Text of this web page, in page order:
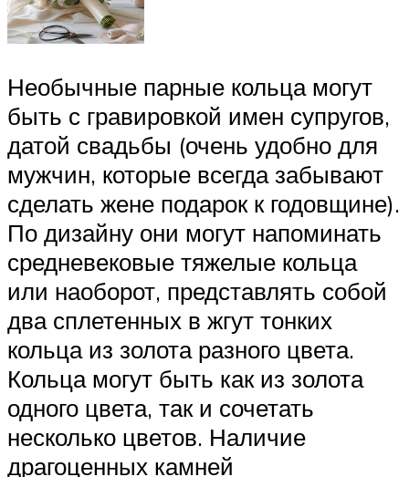
Необычные парные кольца могут
быть с гравировкой имен супругов,
датой свадьбы (очень удобно для
мужчин, которые всегда забывают
сделать жене подарок к годовщине).
По дизайну они могут напоминать
средневековые тяжелые кольца
или наоборот, представлять собой
два сплетенных в жгут тонких
кольца из золота разного цвета.
Кольца могут быть как из золота
одного цвета, так и сочетать
несколько цветов. Наличие
драгоценных камней